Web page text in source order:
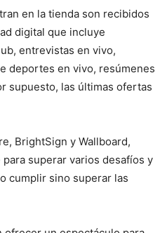
en la tienda son recibidos
digital que incluye
entrevistas en vivo,
deportes en vivo, resúmenes
supuesto, las últimas ofertas
BrightSign y Wallboard,
superar varios desafíos y
cumplir sino superar las